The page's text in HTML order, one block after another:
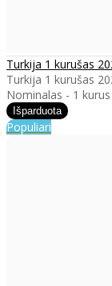
Turkija 1 kurušas
Turkija 1 kurušas
Nominalas - 1
Populiari